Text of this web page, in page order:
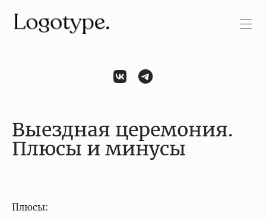
Выездная церемония.
Плюсы и минусы
Плюсы: